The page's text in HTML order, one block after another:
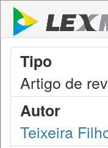
Tipo
Artigo de
Autor
Teixeira